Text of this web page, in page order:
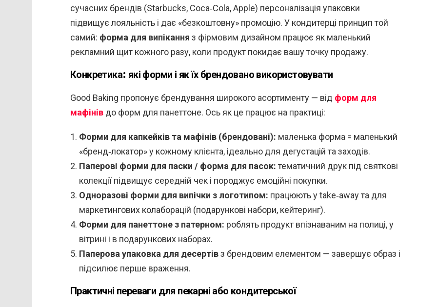
сучасних брендів (Starbucks, Coca‑Cola, Apple) персоналізація упаковки
підвищує лояльність і дає «безкоштовну» промоцію. У кондитерці принцип той
самий: форма для випікання з фірмовим дизайном працює як маленький
рекламний щит кожного разу, коли продукт покидає вашу точку продажу.
Конкретика: які форми і як їх брендовано використовувати
Good Baking пропонує брендування широкого асортименту — від форм для
мафінів до форм для панеттоне. Ось як це працює на практиці:
Форми для капкейків та мафінів (брендовані): маленька форма = маленький
«бренд‑локатор» у кожному клієнта, ідеально для дегустацій та заходів.
Паперові форми для паски / форма для пасок:тематичний друк під святкові
колекції підвищує середній чек і породжує емоційні покупки.
Одноразові форми для випічки з логотипом: працюють у take‑away та для
маркетингових колаборацій (подарункові набори, кейтеринг).
Форми для панеттоне з патерном: роблять продукт впізнаваним на полиці, у
вітрині і в подарункових наборах.
Паперова упаковка для десертівз брендовим елементом — завершує образ і
підсилює перше враження.
Практичні переваги для пекарні або кондитерської